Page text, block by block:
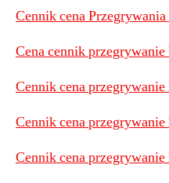
Cennik cena
Cena cennik
Cennik cena przegrywanie
Cennik cena przegrywanie
Cennik cena przegrywanie